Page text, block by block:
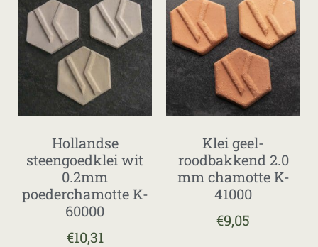
Hollandse
steengoedklei wit
0.2mm
poederchamotte K-
60000
€10,31
Klei geel-
roodbakkend 2.0
mm chamotte K-
41000
€9,05